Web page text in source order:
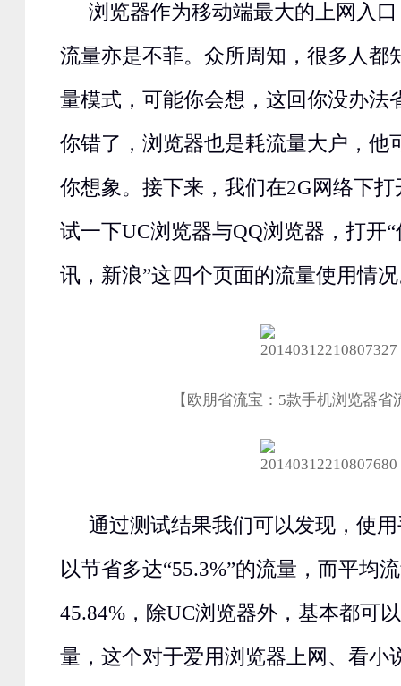
浏览器作为移动端最大的上网入
流量亦是不菲。众所周知，很多人都
量模式，可能你会想，这回你没办法
你错了，浏览器也是耗流量大户，他
你想象。接下来，我们在2G网络下
试一下UC浏览器与QQ浏览器，打开
讯，新浪”这四个页面的流量使用情
【欧朋省流宝：5款手机浏览器省
通过测试结果我们可以发现，使
以节省多达“55.3%”的流量，而平均
45.84%，除UC浏览器外，基本都可
量，这个对于爱用浏览器上网、看小